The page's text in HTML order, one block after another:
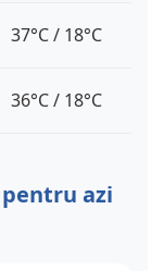
37°C / 18°C
36°C / 18°C
azi